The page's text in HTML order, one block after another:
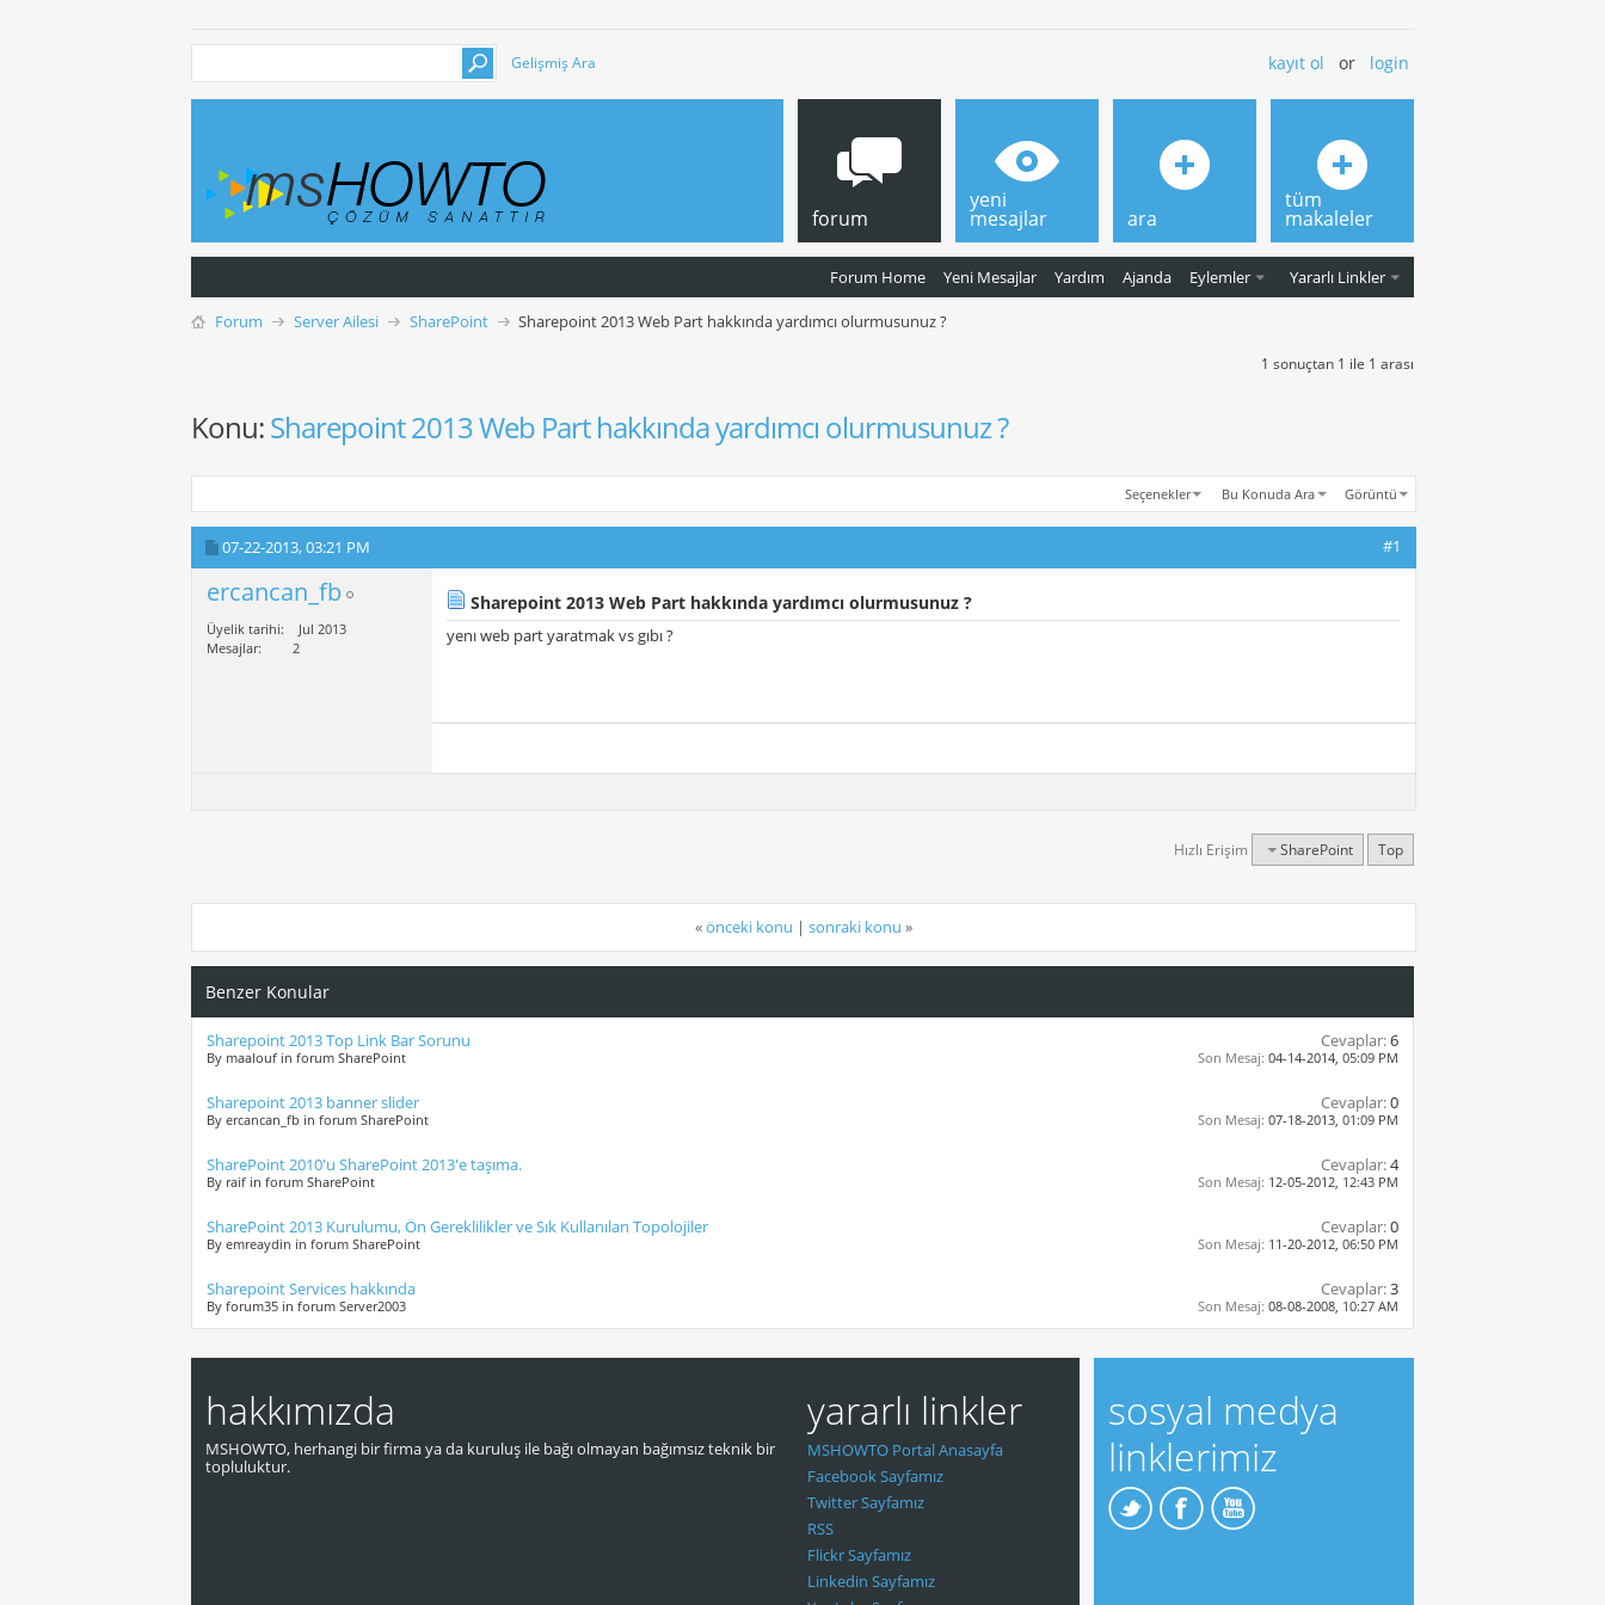
Gelişmiş Ara kayıt ol or login
forum
Forum Home Yeni Mesajlar Yardım Ajanda Eylemler Yararlı Linkler
yeni
mesajlar ara
tüm
makaleler
Forum Server Ailesi SharePoint Sharepoint 2013 Web Part hakkında yardımcı olurmusunuz ?
1 sonuçtan 1 ile 1 arası
Konu:Sharepoint 2013 Web Part hakkında yardımcı olurmusunuz ?
Seçenekler Bu Konuda Ara Görüntü
07-22-2013,03:21 PM #1
ercancan_fb
Üyelik tarihi
Jul 2013
Mesajlar
2
Sharepoint 2013 Web Part hakkında yardımcı olurmusunuz ?
yenı web part yaratmak vs gıbı ?
Hızlı Erişim SharePoint Top
«önceki konu | sonraki konu »
Benzer Konular
Sharepoint 2013 Top Link Bar Sorunu
By maalouf in forum SharePoint
Cevaplar:6
Son Mesaj: 04-14-2014, 05:09 PM
Sharepoint 2013 banner slider
By ercancan_fb in forum SharePoint
Cevaplar:0
Son Mesaj: 07-18-2013, 01:09 PM
SharePoint 2010'u SharePoint 2013'e taşıma.
By raif in forum SharePoint
Cevaplar:4
Son Mesaj: 12-05-2012, 12:43 PM
SharePoint 2013 Kurulumu, Ön Gereklilikler ve Sık Kullanılan Topolojiler
By emreaydin in forum SharePoint
Cevaplar:0
Son Mesaj: 11-20-2012, 06:50 PM
Sharepoint Services hakkında
By forum35 in forum Server2003
Cevaplar:3
Son Mesaj: 08-08-2008, 10:27 AM
hakkımızda
MSHOWTO, herhangi bir firma ya da kuruluş ile bağı olmayan bağımsız teknik bir
topluluktur.
yararlı linkler
MSHOWTO Portal Anasayfa
Facebook Sayfamız
Twitter Sayfamız
RSS
Flickr Sayfamız
Linkedin Sayfamız
sosyal medya
linklerimiz